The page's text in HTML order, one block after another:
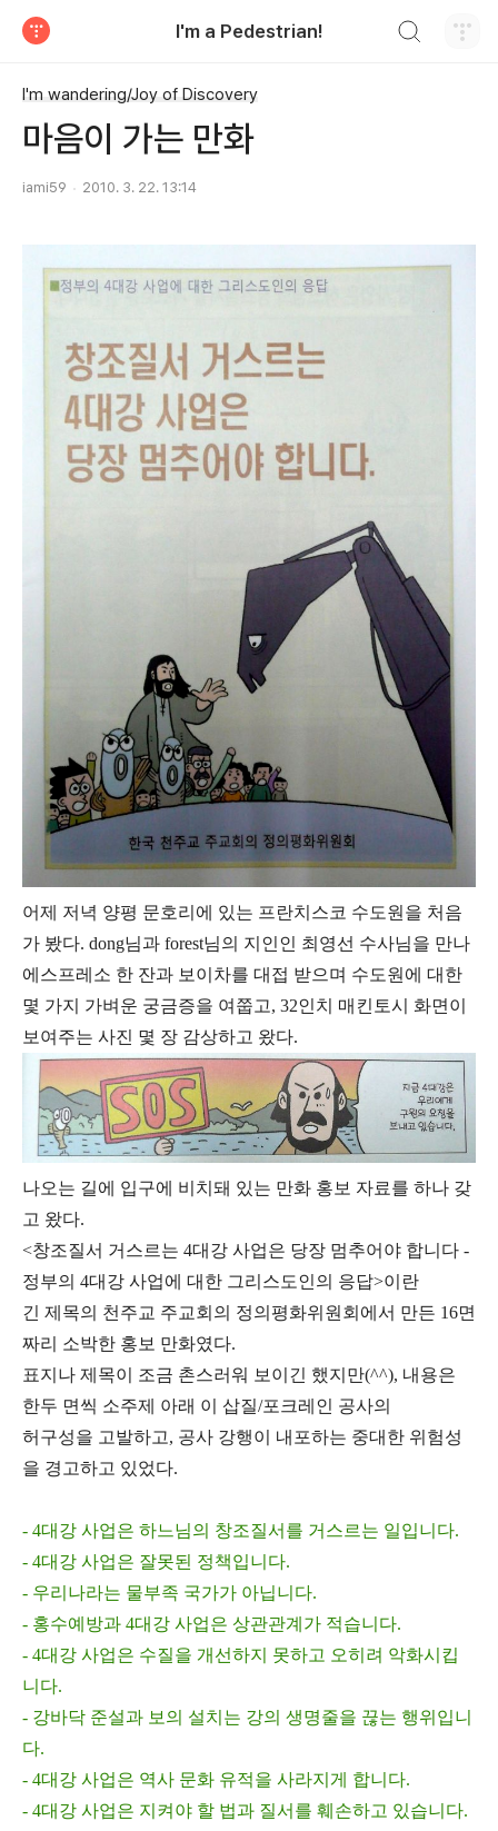
I'm a Pedestrian!
I'm wandering/Joy of Discovery
마음이 가는 만화
iami59 2010. 3. 22. 13:14
어제 저녁 양평 문호리에 있는 프란치스코 수도원을 처음
가 봤다. dong님과 forest님의 지인인 최영선 수사님을 만나
에스프레소 한 잔과 보이차를 대접 받으며 수도원에 대한
몇 가지 가벼운 궁금증을 여쭙고, 32인치 매킨토시 화면이
보여주는 사진 몇 장 감상하고 왔다.
나오는 길에 입구에 비치돼 있는 만화 홍보 자료를 하나 갖
고 왔다.
<창조질서 거스르는 4대강 사업은 당장 멈추어야 합니다 -
정부의 4대강 사업에 대한 그리스도인의 응답>이란
긴 제목의 천주교 주교회의 정의평화위원회에서 만든 16면
짜리 소박한 홍보 만화였다.
표지나 제목이 조금 촌스러워 보이긴 했지만(^^), 내용은
한두 면씩 소주제 아래 이 삽질/포크레인 공사의
허구성을 고발하고, 공사 강행이 내포하는 중대한 위험성
을 경고하고 있었다.
- 4대강 사업은 하느님의 창조질서를 거스르는 일입니다.
- 4대강 사업은 잘못된 정책입니다.
- 우리나라는 물부족 국가가 아닙니다.
- 홍수예방과 4대강 사업은 상관관계가 적습니다.
- 4대강 사업은 수질을 개선하지 못하고 오히려 악화시킵
니다.
- 강바닥 준설과 보의 설치는 강의 생명줄을 끊는 행위입니
다.
- 4대강 사업은 역사 문화 유적을 사라지게 합니다.
- 4대강 사업은 지켜야 할 법과 질서를 훼손하고 있습니다.